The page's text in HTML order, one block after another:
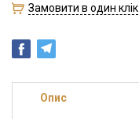
Замовити в один клік
Опис